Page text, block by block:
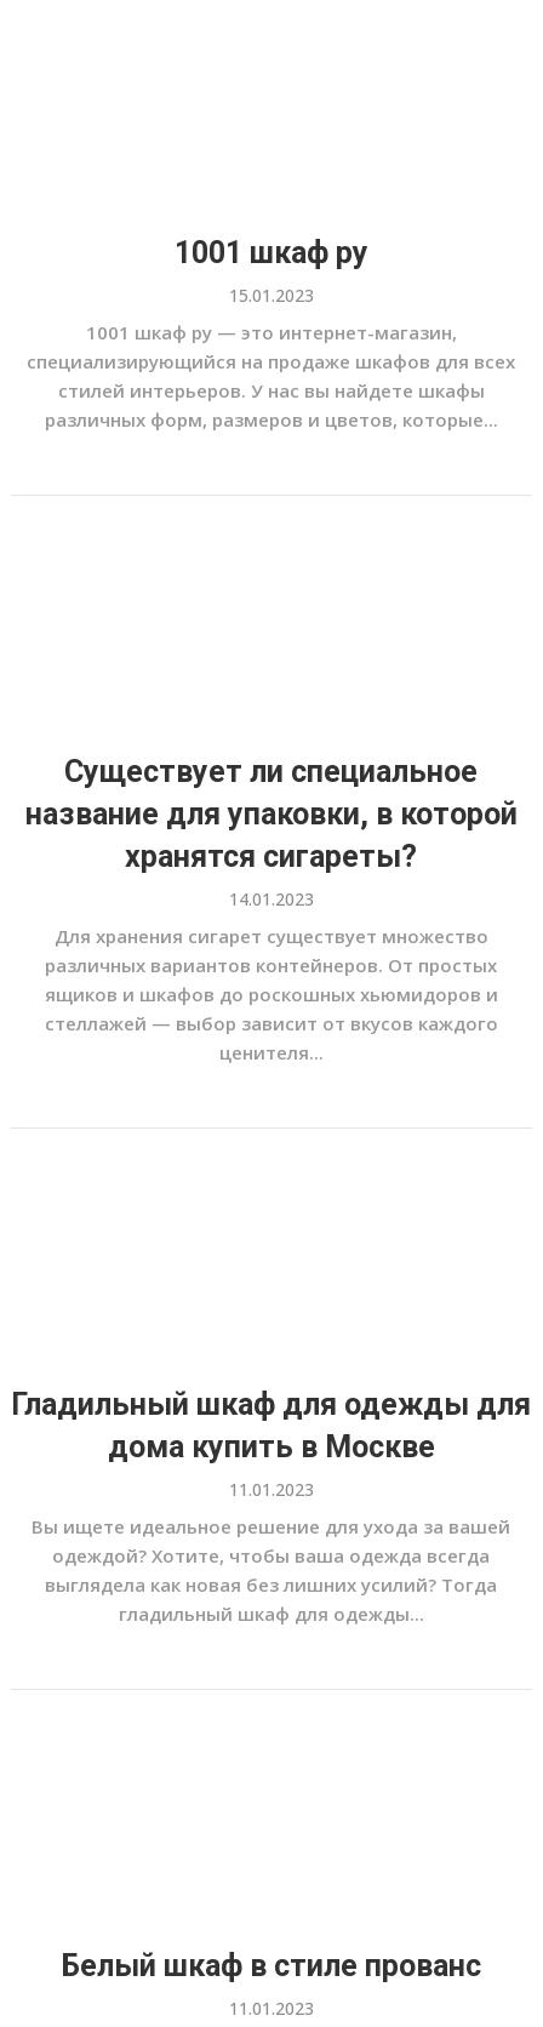
1001 шкаф ру
15.01.2023
1001 шкаф ру — это интернет-магазин,
специализирующийся на продаже шкафов для всех
стилей интерьеров. У нас вы найдете шкафы
различных форм, размеров и цветов, которые...
Существует ли специальное
название для упаковки, в которой
хранятся сигареты?
14.01.2023
Для хранения сигарет существует множество
различных вариантов контейнеров. От простых
ящиков и шкафов до роскошных хьюмидоров и
стеллажей — выбор зависит от вкусов каждого
ценителя...
Гладильный шкаф для одежды для
дома купить в Москве
11.01.2023
Вы ищете идеальное решение для ухода за вашей
одеждой? Хотите, чтобы ваша одежда всегда
выглядела как новая без лишних усилий? Тогда
гладильный шкаф для одежды...
Белый шкаф в стиле прованс
11.01.2023